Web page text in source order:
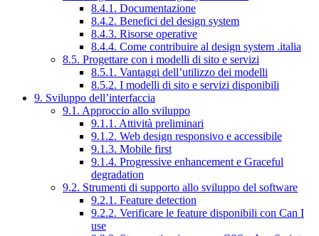
8.4.1. Documentazione
8.4.2. Benefici del design system
8.4.3. Risorse operative
8.4.4. Come contribuire al design system .italia
8.5. Progettare con i modelli di sito e servizi
8.5.1. Vantaggi dell’utilizzo dei modelli
8.5.2. I modelli di sito e servizi disponibili
9. Sviluppo dell’interfaccia
9.1. Approccio allo sviluppo
9.1.1. Attività preliminari
9.1.2. Web design responsivo e accessibile
9.1.3. Mobile first
9.1.4. Progressive enhancement e Graceful
degradation
9.2. Strumenti di supporto allo sviluppo del software
9.2.1. Feature detection
9.2.2. Verificare le feature disponibili con Can I
use